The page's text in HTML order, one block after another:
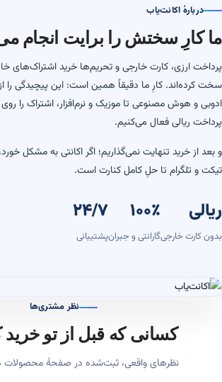
دربارهٔ اکانت‌یاب
ما کارِ سختش را برایت انجام
پرداخت ارزی، کارت خارجی و تحریم‌ها خرید اشتراک‌های
سخت کرده‌اند. کارِ ما دقیقاً همین است: این پیچیدگی را
ادوبی و هوش مصنوعی تا موزیک و نرم‌افزار، اشتراک را
پرداخت ریالی فعال می‌کنیم.
و بعد از خرید تنهایت نمی‌گذاریم؛ اگر اکانتی به مشکل
تیکت و تلگرام تا حلِ کامل کنارت است.
ریالی
بدون کارت خارجی
۱۰۰٪
گارانتی و جبران
۲۴/۷
پشتیبانی
نظر مشتری‌ها
کسانی که قبل از تو خرید
نظرهای واقعی، ثبت‌شده در صفحهٔ